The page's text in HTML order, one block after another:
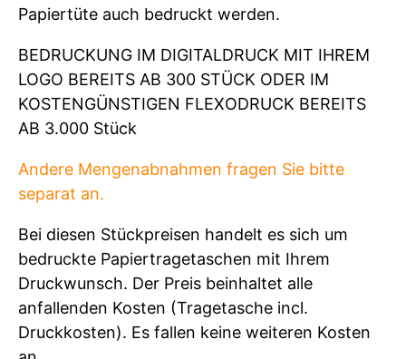
Papiertüte auch bedruckt werden.
BEDRUCKUNG IM DIGITALDRUCK MIT IHREM
LOGO BEREITS AB 300 STÜCK ODER IM
KOSTENGÜNSTIGEN FLEXODRUCK BEREITS
AB 3.000 Stück
Andere Mengenabnahmen fragen Sie bitte
separat an.
Bei diesen Stückpreisen handelt es sich um
bedruckte Papiertragetaschen mit Ihrem
Druckwunsch. Der Preis beinhaltet alle
anfallenden Kosten (Tragetasche incl.
Druckkosten). Es fallen keine weiteren Kosten